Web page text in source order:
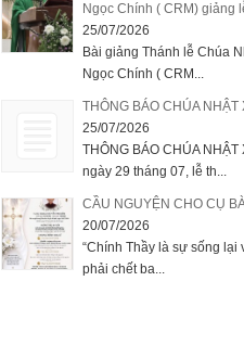
Ngọc Chính ( CRM) giảng
25/07/2026
Bài giảng Thánh lễ Chúa
Ngọc Chính ( CRM...
THÔNG BÁO CHÚA
25/07/2026
THÔNG BÁO CHÚA
ngày 29 tháng 07, lễ th...
CẦU NGUYỆN CHO CỤ
20/07/2026
“Chính Thầy là sự sống lại
phải chết ba...